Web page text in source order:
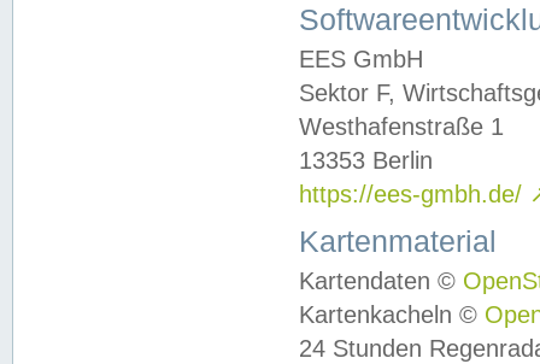
EES GmbH
Sektor F,
Westhafenstraße 1
13353 Berlin
https://ees-gmbh.de/
Kartenmaterial
Kartendaten ©
Kartenkacheln ©
24 Stunden